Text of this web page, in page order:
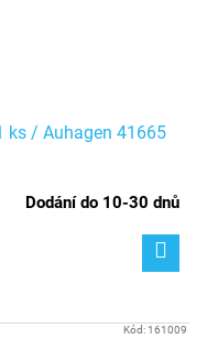
ks / Auhagen 41665
Dodání do 10-30 dnů
Kód: 161009